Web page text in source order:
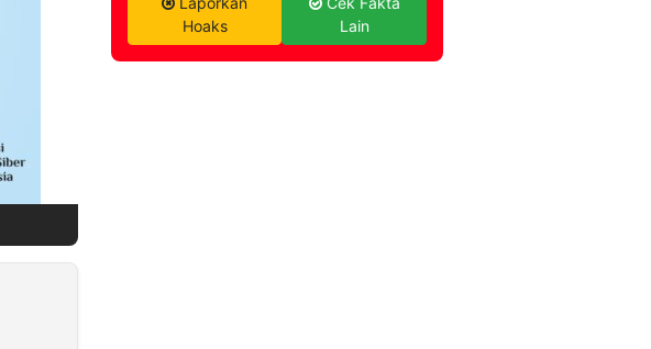
Hoaks
Lain